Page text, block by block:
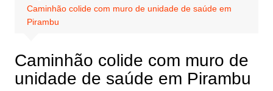
Caminhão colide com muro de unidade de saúde em
Pirambu
Caminhão colide com muro de
unidade de saúde em Pirambu